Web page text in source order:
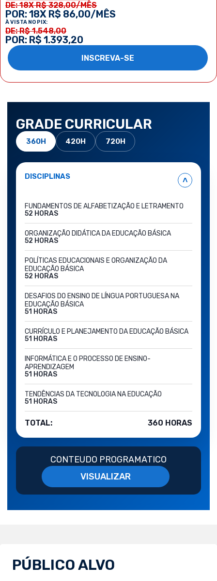
DE: 18X R$ 328,00/MÊS
POR: 18X R$ 86,00/MÊS
À VISTA NO PIX:
DE: R$ 1.548,00
POR: R$ 1.393,20
INSCREVA-SE
GRADE CURRICULAR
360H 420H 720H
DISCIPLINAS ˄
FUNDAMENTOS DE ALFABETIZAÇÃO E LETRAMENTO
52 HORAS
ORGANIZAÇÃO DIDÁTICA DA EDUCAÇÃO BÁSICA
52 HORAS
POLÍTICAS EDUCACIONAIS E ORGANIZAÇÃO DA
EDUCAÇÃO BÁSICA
52 HORAS
DESAFIOS DO ENSINO DE LÍNGUA PORTUGUESA NA
EDUCAÇÃO BÁSICA
51 HORAS
CURRÍCULO E PLANEJAMENTO DA EDUCAÇÃO BÁSICA
51 HORAS
INFORMÁTICA E O PROCESSO DE ENSINO-
APRENDIZAGEM
51 HORAS
TENDÊNCIAS DA TECNOLOGIA NA EDUCAÇÃO
51 HORAS
TOTAL: 360 HORAS
CONTEUDO PROGRAMATICO
VISUALIZAR
PÚBLICO ALVO